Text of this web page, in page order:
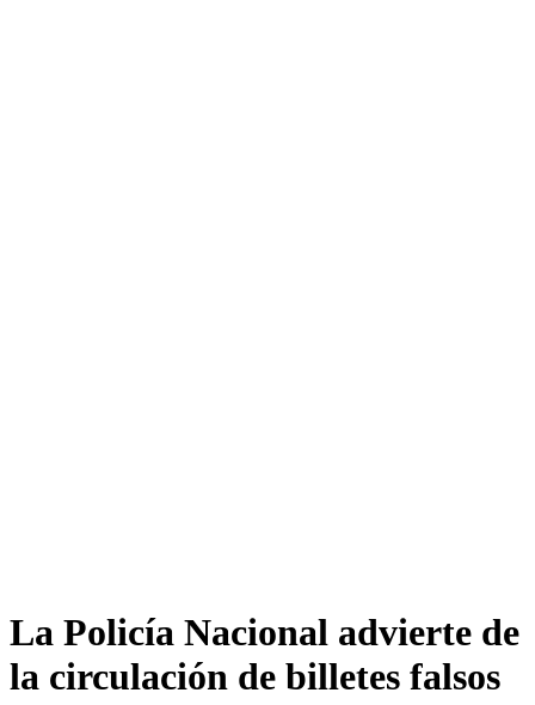
La Policía Nacional advierte de
la circulación de billetes falsos